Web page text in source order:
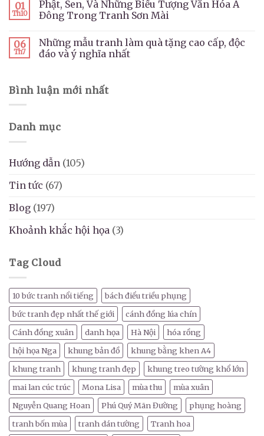
01
Th10
Phật, Sen, Và Những Biểu Tượng Văn Hóa Á
Đông Trong Tranh Sơn Mài
06
Th7
Những mẫu tranh làm quà tặng cao cấp, độc
đáo và ý nghĩa nhất
Bình luận mới nhất
Danh mục
Hướng dẫn (105)
Tin tức (67)
Blog (197)
Khoảnh khắc hội họa (3)
Tag Cloud
10 bức tranh nổi tiếng
bách điểu triều phụng
bức tranh đẹp nhất thế giới
cánh đồng lúa chín
Cánh đồng xuân
danh họa Hà Nội
hóa rồng
hội họa Nga
khung bản đồ
khung bằng khen A4
khung tranh
khung tranh đẹp
khung treo tường khổ lớn
mai lan cúc trúc
Mona Lisa mùa thu
mùa xuân
Nguyễn Quang Hoan
Phú Quý Mãn Đường
phụng hoàng
tranh bốn mùa
tranh dán tường
Tranh hoa